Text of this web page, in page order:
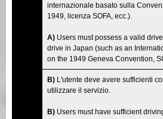
internazionale basato sulla
1949, licenza SOFA, ecc.).
A) Users must possess a valid
drive in Japan (such as an
on the 1949 Geneva Convention,
B) L'utente deve avere sufficienti
utilizzare il servizio.
B) Users must have sufficient